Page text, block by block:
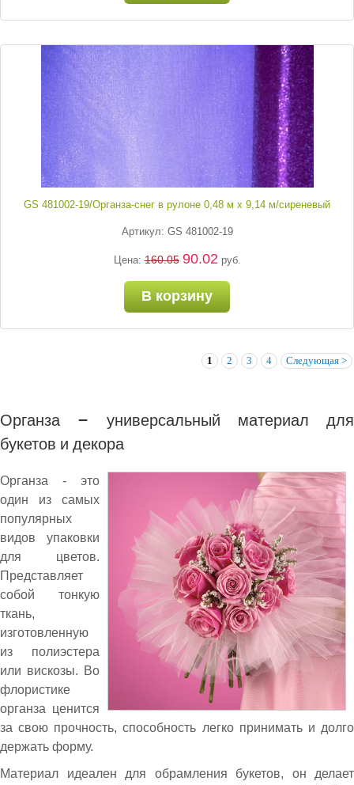
GS 481002-19/Органза-снег в рулоне 0,48 м х 9,14 м/сиреневый
Артикул: GS 481002-19
Цена:160.05 90.02руб.
В корзину
1 2 3 4 Следующая >
Органза – универсальный материал для
букетов и декора
Органза - это
один из самых
популярных
видов упаковки
для цветов.
Представляет
собой тонкую
ткань,
изготовленную
из полиэстера
или вискозы. Во
флористике
органза ценится
за свою прочность, способность легко принимать и долго
держать форму.
Материал идеален для обрамления букетов, он делает